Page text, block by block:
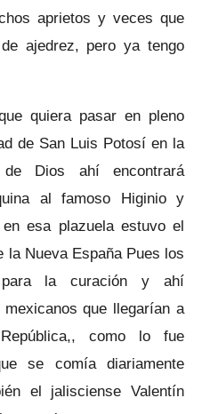
aprietos y veces que
ajedrez, pero ya tengo
quiera pasar en pleno
de San Luis Potosí en la
Dios ahí encontrará
al famoso Higinio y
esa plazuela estuvo el
la Nueva España Pues los
para la curación y ahí
que llegarían a
como lo fue
se comía diariamente
el jalisciense Valentín